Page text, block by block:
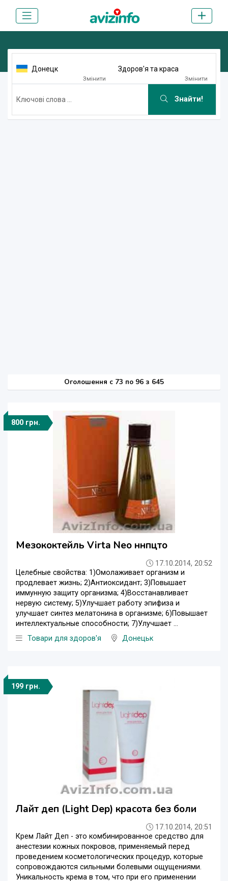
Донецк
Змінити
Здоров'я та краса
Змінити
Знайти!
Оголошення c 73 по 96 з 645
800 грн.
Мезококтейль Virta Neo ннпцто
17.10.2014, 20:52
Целебные свойства: 1)Омолаживает организм и
продлевает жизнь; 2)Антиоксидант; 3)Повышает
иммунную защиту организма; 4)Восстанавливает
нервую систему; 5)Улучшает работу эпифиза и
улучшает синтез мелатонина в организме; 6)Повышает
интеллектуальные способности; 7)Улучшает ...
Товари для здоров'я
Донецьк
199 грн.
Лайт деп (Light Dep) красота без боли
17.10.2014, 20:51
Крем Лайт Деп - это комбинированное средство для
анестезии кожных покровов, применяемый перед
проведением косметологических процедур, которые
сопровождаются сильными болевыми ощущениями.
Уникальность крема в том, что при его применении